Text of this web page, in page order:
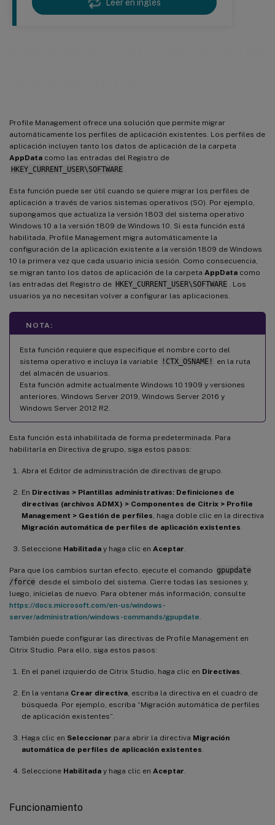
Leer en inglés
Profile Management ofrece una solución que permite migrar
automáticamente los perfiles de aplicación existentes. Los perfiles de
aplicación incluyen tanto los datos de aplicación de la carpeta
AppData como las entradas del Registro de
HKEY_CURRENT_USER\SOFTWARE
Esta función puede ser útil cuando se quiere migrar los perfiles de
aplicación a través de varios sistemas operativos (SO). Por ejemplo,
supongamos que actualiza la versión 1803 del sistema operativo
Windows 10 a la versión 1809 de Windows 10. Si esta función está
habilitada, Profile Management migra automáticamente la
configuración de la aplicación existente a la versión 1809 de Windows
10 la primera vez que cada usuario inicia sesión. Como consecuencia,
se migran tanto los datos de aplicación de la carpeta AppData como
las entradas del Registro de HKEY_CURRENT_USER\SOFTWARE
. Los
usuarios ya no necesitan volver a configurar las aplicaciones.
NOTA:
Esta función requiere que especifique el nombre corto del
sistema operativo e incluya la variable
!CTX_OSNAME!
en la ruta
del almacén de usuarios.
Esta función admite actualmente Windows 10 1909 y versiones
anteriores, Windows Server 2019, Windows Server 2016 y
Windows Server 2012 R2.
Esta función está inhabilitada de forma predeterminada. Para
habilitarla en Directiva de grupo, siga estos pasos:
Abra el Editor de administración de directivas de grupo.
En Directivas > Plantillas administrativas: Definiciones de
directivas (archivos ADMX) > Componentes de Citrix > Profile
Management > Gestión de perfiles , haga doble clic en la directiva
Migración automática de perfiles de aplicación existentes
Seleccione Habilitada y haga clic en Aceptar
Para que los cambios surtan efecto, ejecute el comando gpupdate
/force desde el símbolo del sistema. Cierre todas las sesiones y,
luego, inícielas de nuevo. Para obtener más información, consulte
https://docs.microsoft.com/en-us/windows-
server/administration/windows-commands/gpupdate
También puede configurar las directivas de Profile Management en
Citrix Studio. Para ello, siga estos pasos:
En el panel izquierdo de Citrix Studio, haga clic en Directivas
En la ventana Crear directiva , escriba la directiva en el cuadro de
búsqueda. Por ejemplo, escriba “Migración automática de perfiles
de aplicación existentes”.
Haga clic en Seleccionar para abrir la directiva Migración
automática de perfiles de aplicación existentes
Seleccione Habilitada y haga clic en Aceptar
Funcionamiento